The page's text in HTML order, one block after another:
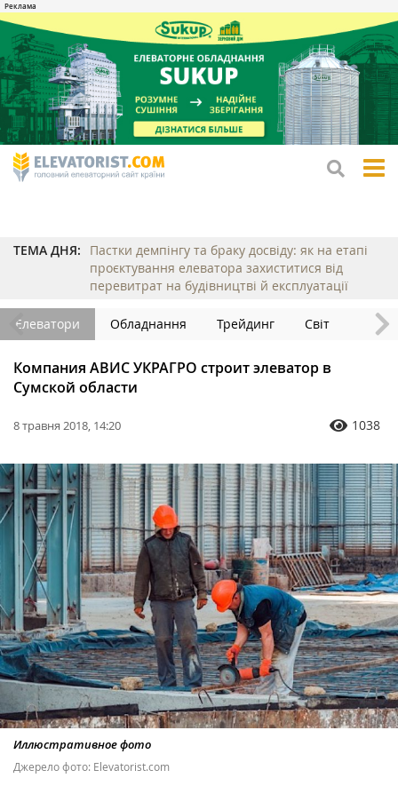
ТЕМА ДНЯ:
Пастки демпінгу та браку досвіду: як на етапі
проєктування елеватора захиститися від
перевитрат на будівництві й експлуатації
Елеватори Обладнання Трейдинг Світ
Компания АВИС УКРАГРО строит элеватор в
Сумской области
8 травня 2018, 14:20 1038
Иллюстративное фото
Джерело фото: Elevatorist.com